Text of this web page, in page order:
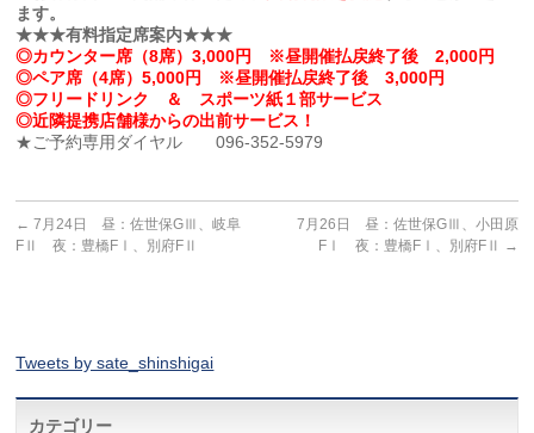
ます。
★★★有料指定席案内★★★
◎カウンター席（8席）3,000円 ※昼開催払戻終了後 2,000円
◎ペア席（4席）5,000円 ※昼開催払戻終了後 3,000円
◎フリードリンク ＆ スポーツ紙１部サービス
◎近隣提携店舗様からの出前サービス！
★ご予約専用ダイヤル 096-352-5979
← 7月24日 昼：佐世保GⅢ、岐阜
FⅡ 夜：豊橋FⅠ、別府FⅡ
7月26日 昼：佐世保GⅢ、小田原
FⅠ 夜：豊橋FⅠ、別府FⅡ
→
Tweets by sate_shinshigai
カテゴリー